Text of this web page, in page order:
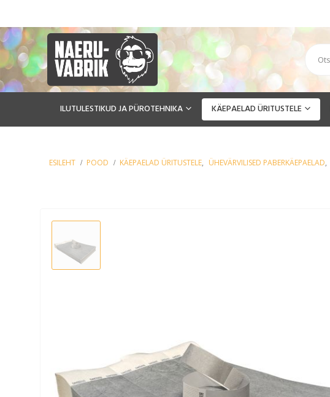
ILUTULESTIKUD JA PÜROTEHNIKA KÄEPAELAD ÜRITUSTELE
ESILEHT POOD KÄEPAELAD ÜRITUSTELE, ÜHE­VÄRVILISED PABER­­­KÄEPAELAD,